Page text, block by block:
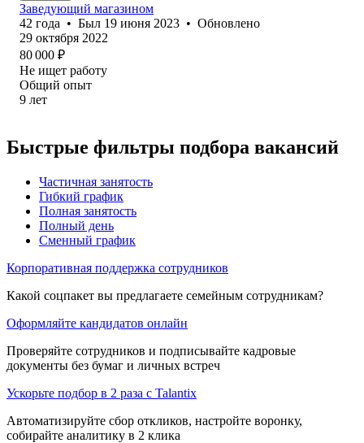
Заведующий магазином
42 года • Был 19 июня 2023 • Обновлено
29 октября 2022
80 000 ₽
Не ищет работу
Общий опыт
9 лет
Быстрые фильтры подбора вакансий
Частичная занятость
Гибкий график
Полная занятость
Полный день
Сменный график
Корпоративная поддержка сотрудников
Какой соцпакет вы предлагаете семейным сотрудникам?
Оформляйте кандидатов онлайн
Проверяйте сотрудников и подписывайте кадровые
документы без бумаг и личных встреч
Ускорьте подбор в 2 раза с Talantix
Автоматизируйте сбор откликов, настройте воронку,
собирайте аналитику в 2 клика